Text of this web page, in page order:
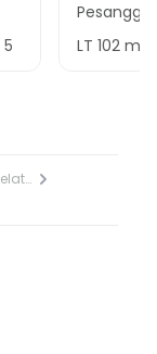
5
LT 102m²
Kota Jakarta Selatan